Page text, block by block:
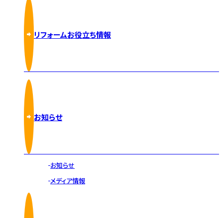
リフォームお役立ち情報
お知らせ
お知らせ
メディア情報